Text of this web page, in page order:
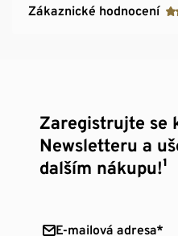
Zákaznické hodnocení
Zaregistrujte se
Newsletteru a
dalším nákupu!¹
E-mailová adresa*